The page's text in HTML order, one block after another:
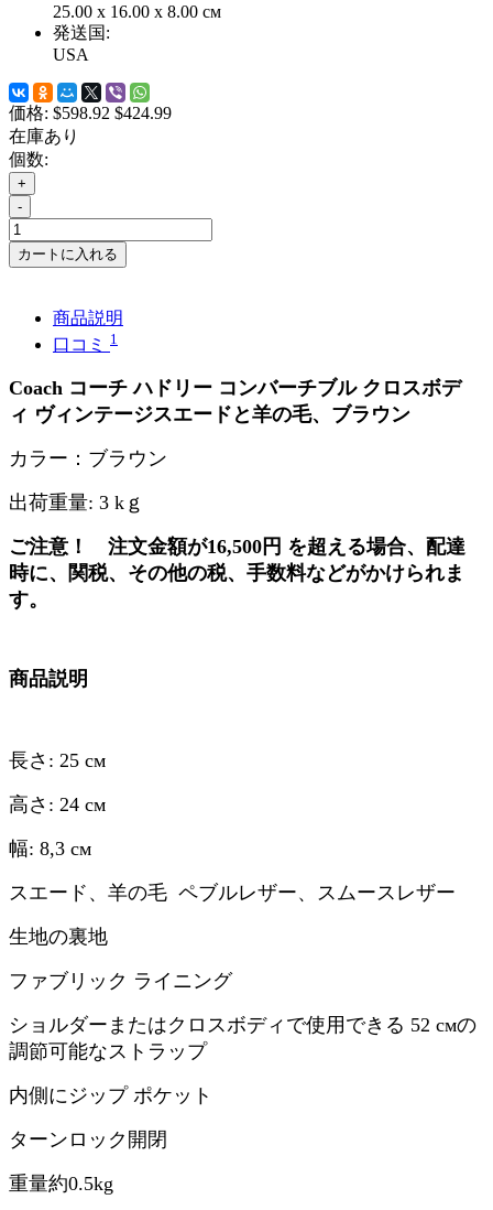
25.00 x 16.00 x 8.00 см
発送国:
USA
価格: $598.92 $424.99
在庫あり
個数:
+
-
カートに入れる
商品説明
口コミ
1
Coach コーチ ハドリー コンバーチブル クロスボデ
ィ ヴィンテージスエードと羊の毛、ブラウン
カラー： ブラウン
出荷重量: 3 k ｇ
ご注意！
注文金額が16,500 円 を超える場合、配達
時に、関税、その他の税、手数料などがかけられま
す。
商品説明
長さ: 25 см
高さ: 24 см
幅: 8,3 см
スエード、羊の毛 ペブルレザー、スムースレザー
生地の裏地
ファブリック ライニング
ショルダーまたはクロスボディで使用できる 52 смの
調節可能なストラップ
内側にジップ ポケット
ターンロック開閉
重量約0.5kg